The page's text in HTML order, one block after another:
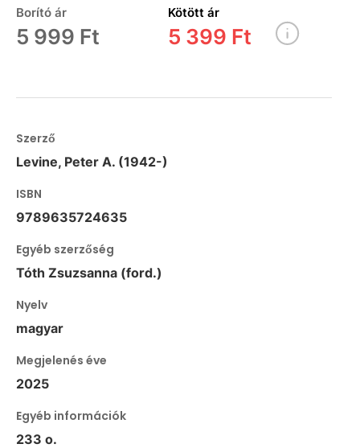
Borító ár
5 999 Ft
Kötött ár
5 399 Ft
Szerző
Levine, Peter A. (1942-)
ISBN
9789635724635
Egyéb szerzőség
Tóth Zsuzsanna (ford.)
Nyelv
magyar
Megjelenés éve
2025
Egyéb információk
233 o.